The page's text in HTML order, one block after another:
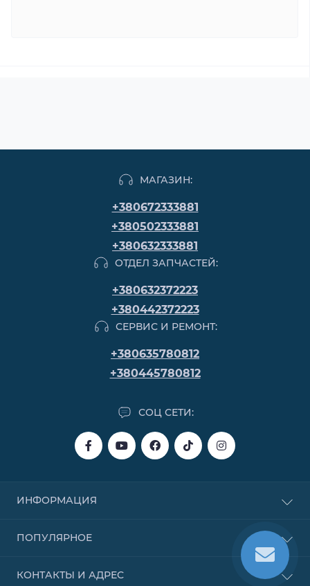
МАГАЗИН:
+380672333881
+380502333881
+380632333881
ОТДЕЛ ЗАПЧАСТЕЙ:
+380632372223
+380442372223
СЕРВИС И РЕМОНТ:
+380635780812
+380445780812
СОЦ СЕТИ:
ИНФОРМАЦИЯ
Покупка в рассрочку
Договор публичной оферты
ПОПУЛЯРНОЕ
Надувные лодки
КОНТАКТЫ И АДРЕС